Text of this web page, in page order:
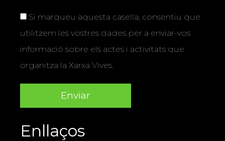
Si marqueu aquesta casella, consentiu que
utilitzem les vostres dades per a enviar-vos
informació sobre els actes i activitats que
organitza la Xarxa Vives.
Enllaços